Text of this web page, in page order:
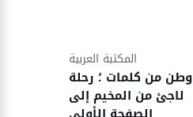
المكتبة العربية
وطن من كلمات ؛ رحلة
لاجئ من المخيم إلى